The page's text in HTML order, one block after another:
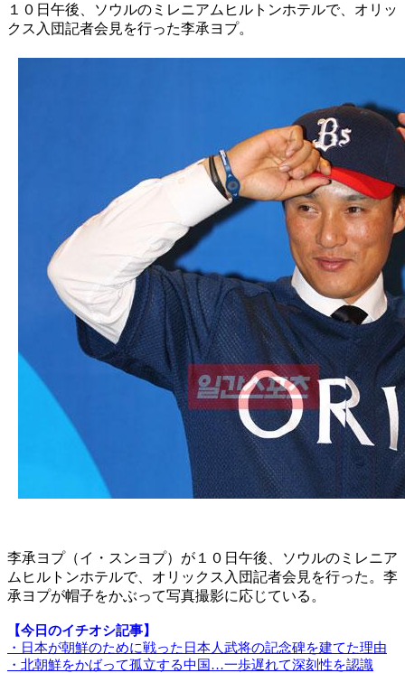
１０日午後、ソウルのミレニアムヒルトンホテルで、オリッ
クス入団記者会見を行った李承ヨプ。
李承ヨプ（イ・スンヨプ）が１０日午後、ソウルのミレニア
ムヒルトンホテルで、オリックス入団記者会見を行った。李
承ヨプが帽子をかぶって写真撮影に応じている。
【今日のイチオシ記事】
・日本が朝鮮のために戦った日本人武将の記念碑を建てた理由
・北朝鮮をかばって孤立する中国…一歩遅れて深刻性を認識